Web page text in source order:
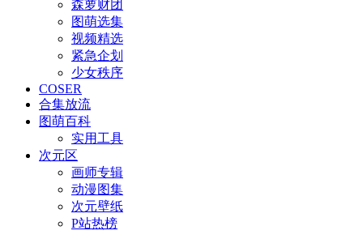
森萝财团
图萌选集
视频精选
紧急企划
少女秩序
COSER
合集放流
图萌百科
实用工具
次元区
画师专辑
动漫图集
次元壁纸
P站热榜